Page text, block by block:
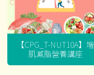
【CPG_T-NUT10A】增
肌減脂營養講座